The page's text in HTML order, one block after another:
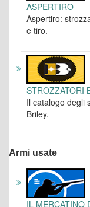
ASPERTIRO
Aspertiro:
e tiro.
STROZZATORI
Il catalogo degli
Briley.
Armi usate
IL MERCATINO